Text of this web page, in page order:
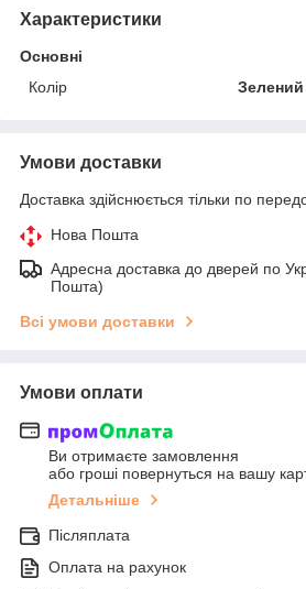
Характеристики
Основні
Колір
Зелений
Умови доставки
Доставка здійснюється тільки по
Нова Пошта
Адресна доставка до дверей по
Пошта)
Всі умови доставки
Умови оплати
Ви отримаєте замовлення
або гроші повернуться на вашу
Детальніше
Післяплата
Оплата на рахунок